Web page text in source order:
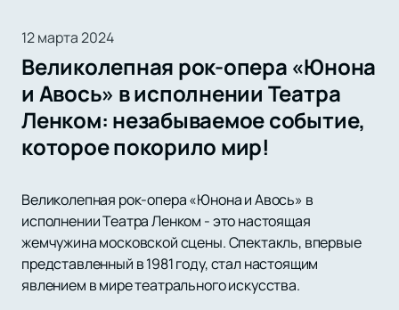
12 марта 2024
Великолепная рок-опера «Юнона
и Авось» в исполнении Театра
Ленком: незабываемое событие,
которое покорило мир!
Великолепная рок-опера «Юнона и Авось» в
исполнении Театра Ленком - это настоящая
жемчужина московской сцены. Спектакль, впервые
представленный в 1981 году, стал настоящим
явлением в мире театрального искусства.